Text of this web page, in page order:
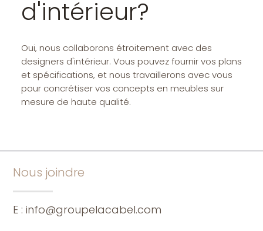
Oui, nous collaborons étroitement avec des
designers d'intérieur. Vous pouvez fournir vos plans
et spécifications, et nous travaillerons avec vous
pour concrétiser vos concepts en meubles sur
mesure de haute qualité.
d'intérieur?
Nous joindre
E :info@groupelacabel.com